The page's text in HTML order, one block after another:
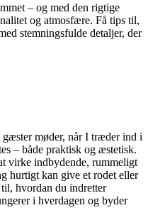
– og med den rigtige
og atmosfære. Få tips til,
stemningsfulde detaljer, der
møder, når I træder ind i
– både praktisk og æstetisk.
virke indbydende, rummeligt
hurtigt kan give et rodet eller
hvordan du indretter
i hverdagen og byder